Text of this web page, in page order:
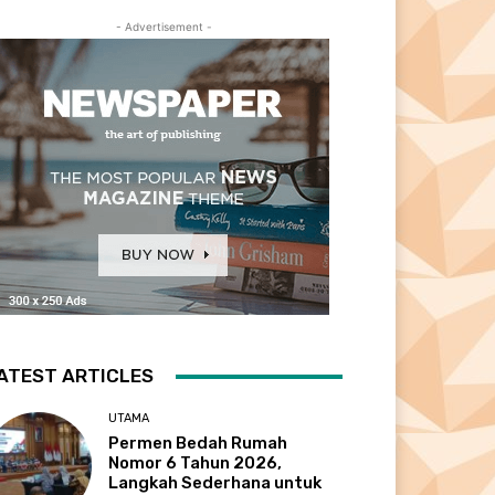
- Advertisement -
ARTICLES
UTAMA
Permen Bedah Rumah
Nomor 6 Tahun 2026,
Langkah Sederhana untuk